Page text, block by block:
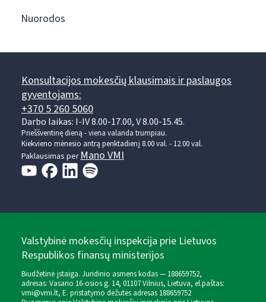
Nuorodos
Konsultacijos mokesčių klausimais ir paslaugos
gyventojams:
+370 5 260 5060
Darbo laikas: I-IV 8.00-17.00, V 8.00-15.45.
Prieššventinę dieną - viena valanda trumpiau.
Kiekvieno mėnesio antrą penktadienį 8.00 val. - 12.00 val.
Paklausimas perMano VMI
Valstybinė mokesčių inspekcija prie Lietuvos
Respublikos finansų ministerijos
Biudžetinė įstaiga. Juridinio asmens kodas — 188659752,
adresas: Vasario 16-osios g. 14, 01107 Vilnius, Lietuva, el.paštas:
vmi@vmi.lt, E. pristatymo dėžutės adresas 188659752